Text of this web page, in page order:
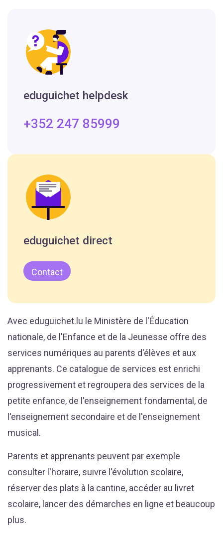
eduguichet helpdesk
+352 247 85999
eduguichet direct
Contact
Avec eduguichet.lu le Ministère de l'Éducation
nationale, de l'Enfance et de la Jeunesse offre des
services numériques au parents d'élèves et aux
apprenants. Ce catalogue de services est enrichi
progressivement et regroupera des services de la
petite enfance, de l'enseignement fondamental, de
l'enseignement secondaire et de l'enseignement
musical.
Parents et apprenants peuvent par exemple
consulter l'horaire, suivre l'évolution scolaire,
réserver des plats à la cantine, accéder au livret
scolaire, lancer des démarches en ligne et beaucoup
plus.